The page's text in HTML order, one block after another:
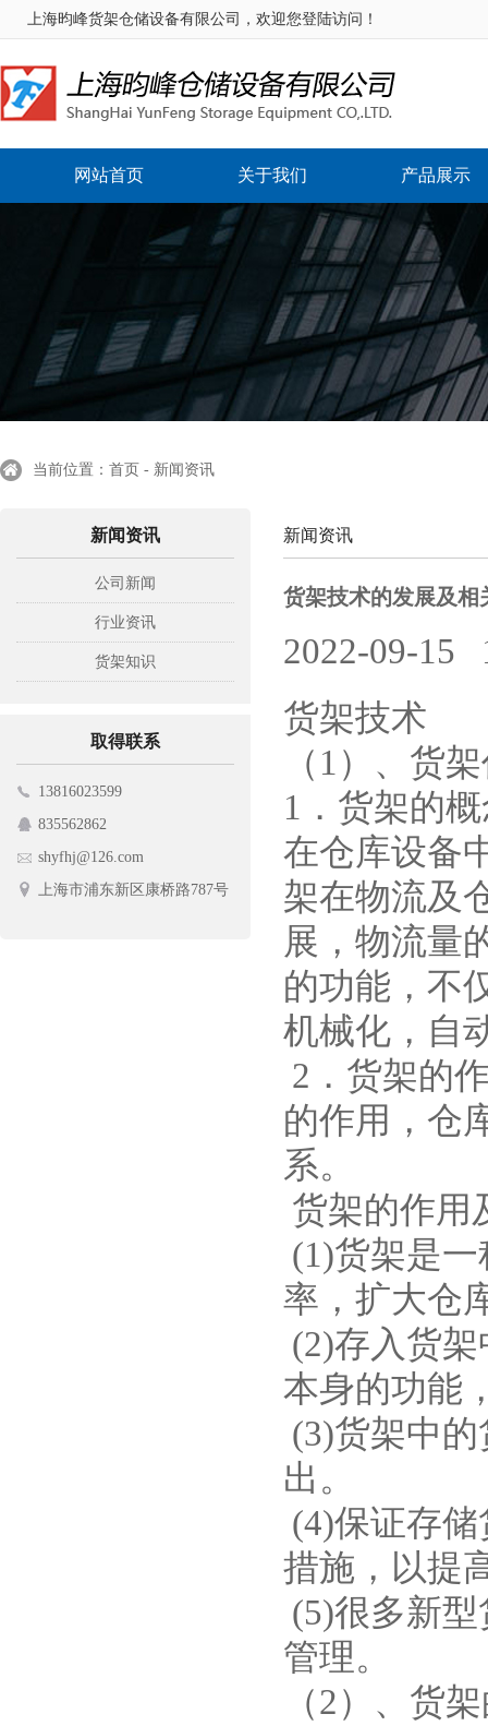
上海昀峰货架仓储设备有限公司，欢迎您登陆访问！
网站首页 关于我们 产品展示
当前位置：首页 - 新闻资讯
新闻资讯
公司新闻
行业资讯
货架知识
取得联系
13816023599
835562862
shyfhj@126.com
上海市浦东新区康桥路787号
新闻资讯
货架技术的发展及相
2022-09-15
货架技术
（1）、货
1．货架的
在仓库设备
架在物流及
展，物流量
的功能，不
机械化，自
2．货架的
的作用，仓
系。
货架的作
(1)货架是
率，扩大仓
(2)存入货
本身的功能
(3)货架中
出。
(4)保证存
措施，以提
(5)很多新
管理。
（2）、货